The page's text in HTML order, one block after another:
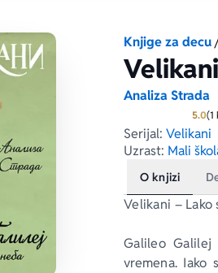
Knjige za decu
Analiza Strada
5.0(1
Serijal: Velikani
Uzrast: Mali
O knjizi
Velikani – Lako
Galileo
vremena. Iako